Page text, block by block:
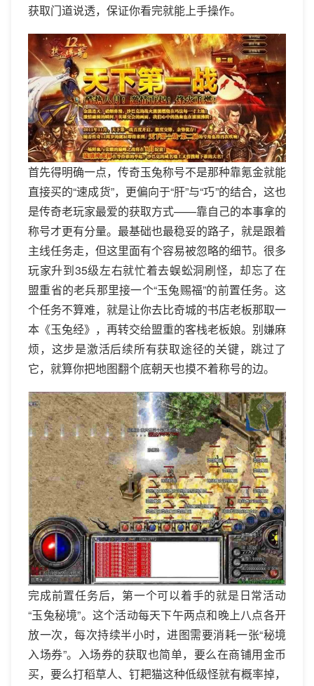
获取门道说透，保证你看完就能上手操作。
首先得明确一点，传奇玉兔称号不是那种靠氪金就能
直接买的“速成货”，更偏向于“肝”与“巧”的结合，这也
是传奇老玩家最爱的获取方式——靠自己的本事拿的
称号才更有分量。最基础也最稳妥的路子，就是跟着
主线任务走，但这里面有个容易被忽略的细节。很多
玩家升到35级左右就忙着去蜈蚣洞刷怪，却忘了在
盟重省的老兵那里接一个“玉兔赐福”的前置任务。这
个任务不算难，就是让你去比奇城的书店老板那取一
本《玉兔经》，再转交给盟重的客栈老板娘。别嫌麻
烦，这步是激活后续所有获取途径的关键，跳过了
它，就算你把地图翻个底朝天也摸不着称号的边。
完成前置任务后，第一个可以着手的就是日常活动
“玉兔秘境”。这个活动每天下午两点和晚上八点各开
放一次，每次持续半小时，进图需要消耗一张“秘境
入场券”。入场券的获取也简单，要么在商铺用金币
买，要么打稻草人、钉耙猫这种低级怪就有概率掉，